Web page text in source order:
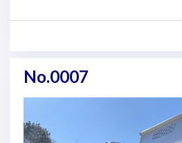
No.0007